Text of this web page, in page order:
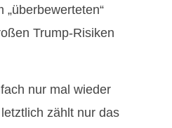
Trump-Risiken
nur mal wieder
zählt nur das